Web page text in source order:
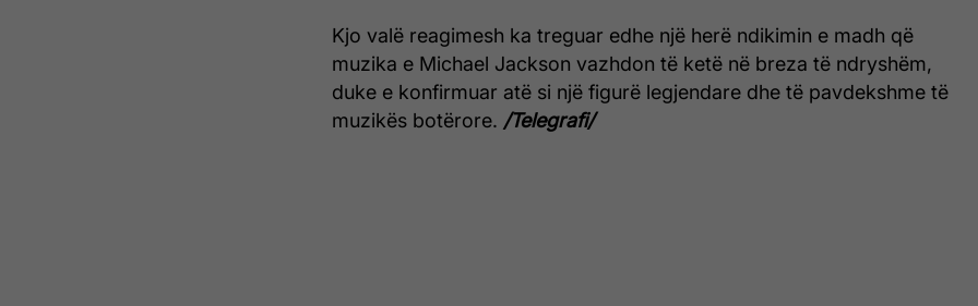
Kjo valë reagimesh ka treguar edhe një herë ndikimin e madh që
muzika e Michael Jackson vazhdon të ketë në breza të ndryshëm,
duke e konfirmuar atë si një figurë legjendare dhe të pavdekshme të
muzikës botërore. /Telegrafi/